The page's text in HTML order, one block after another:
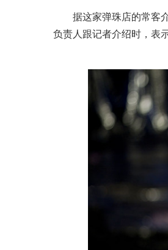
据这家弹珠店的常客
负责人跟记者介绍时，表